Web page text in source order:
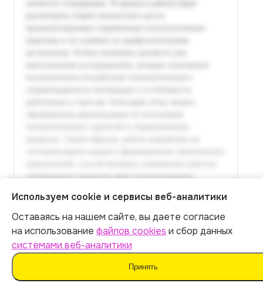
Итог:399р.
Оплатить
Используем cookie и сервисы веб-аналитики
Оставаясь на нашем сайте, вы даете согласие
на использование файлов cookies и сбор данных
системами веб-аналитики
Принять